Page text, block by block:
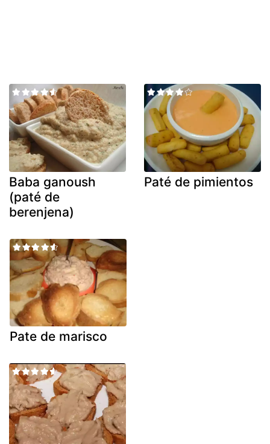
Baba ganoush
(paté de
berenjena)
Paté de pimientos
Pate de marisco